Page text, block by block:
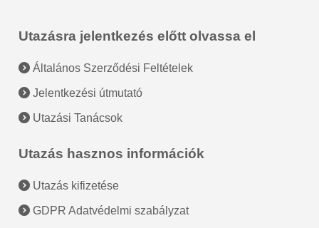
Utazásra jelentkezés előtt olvassa el
Általános Szerződési Feltételek
Jelentkezési útmutató
Utazási Tanácsok
Utazás hasznos információk
Utazás kifizetése
GDPR Adatvédelmi szabályzat